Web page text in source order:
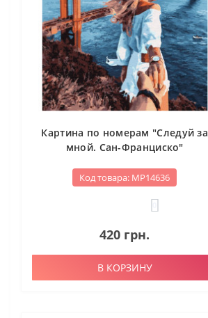
Картина по номерам "Следуй за
мной. Сан-Франциско"
Код товара: МР14636
420 грн.
В КОРЗИНУ